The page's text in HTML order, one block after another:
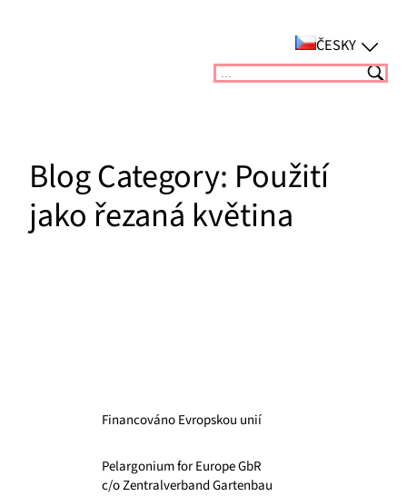
ČESKY
Suchen
Blog Category: Použití
jako řezaná květina
Financováno Evropskou unií
Pelargonium for Europe GbR
c/o Zentralverband Gartenbau